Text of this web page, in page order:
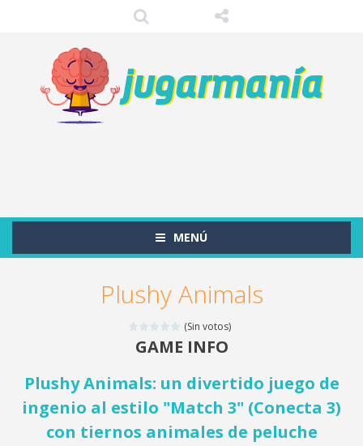
MENÚ
Plushy Animals
(Sin votos)
GAME INFO
Plushy Animals: un divertido juego de
ingenio al estilo "Match 3" (Conecta 3)
con tiernos animales de peluche